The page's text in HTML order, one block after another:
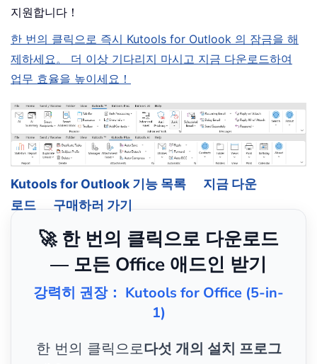
지원합니다！
한 번의 클릭으로 즉시 Kutools for Outlook 의 잠금을 해
제하세요。 더 이상 기다리지 마시고 지금 다운로드하여
업무 효율을 높이세요！
Kutools for Outlook 기능 목록
지금 다운
로드
구매하러 가기
🚀 한 번의 클릭으로 다운로드
— 모든 Office 애드인 받기
강력히 권장： Kutools for Office (5-in-
1)
한 번의 클릭으로다섯 개의 설치 프로그